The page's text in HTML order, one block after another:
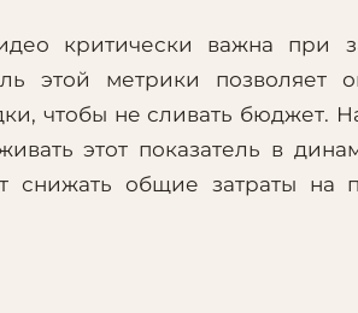
критически важна при
этой метрики позволяет
чтобы не сливать бюджет.
этот показатель в
снижать общие затраты на